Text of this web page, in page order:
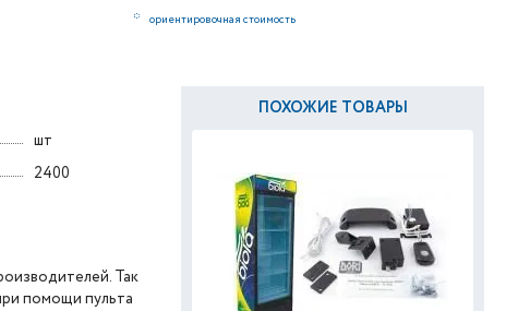
* ориентировочная стоимость
шт
2400
Так
помощи пульта
ПОХОЖИЕ ТОВАРЫ